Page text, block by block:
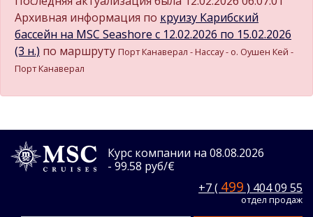
Архивная информация по круизу Карибский
бассейн на MSC Seashore c 12.02.2026 по 15.02.2026
(3 н.) по маршруту Порт Канаверал - Нассау - о. Оушен Кей -
Порт Канаверал
Курс компании на 08.08.2026
- 99.58 руб/€
+7 ( 499 ) 404 09 55
отдел продаж